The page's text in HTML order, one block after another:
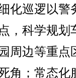
化巡逻以警
，科学规划
周边等重点
角；常态化